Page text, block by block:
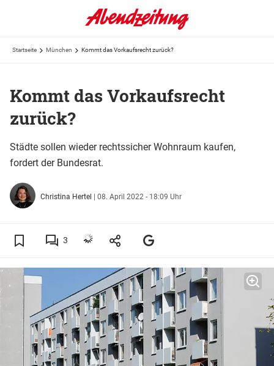
Startseite München Kommt das Vorkaufsrecht zurück?
Kommt das Vorkaufsrecht
zurück?
Städte sollen wieder rechtssicher Wohnraum kaufen,
fordert der Bundesrat.
Christina Hertel | 08. April 2022 - 18:09 Uhr
3